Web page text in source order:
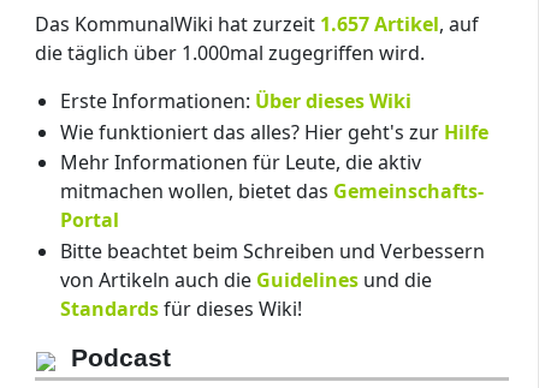
Das KommunalWiki hat zurzeit 1.657 Artikel, auf
die täglich über 1.000mal zugegriffen wird.
Erste Informationen: Über dieses Wiki
Wie funktioniert das alles? Hier geht's zur Hilfe
Mehr Informationen für Leute, die aktiv
mitmachen wollen, bietet das Gemeinschafts-
Portal
Bitte beachtet beim Schreiben und Verbessern
von Artikeln auch die Guidelinesund die
Standardsfür dieses Wiki!
Podcast